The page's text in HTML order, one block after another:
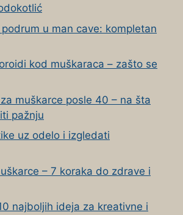
u man cave: kompletan
kod muškaraca – zašto se
muškarce posle 40 – na šta
pažnju
uz odelo i izgledati
– 7 koraka do zdrave i
najboljih ideja za kreativne i